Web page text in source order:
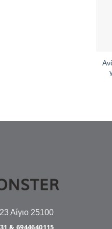
Αίγιο 25100
& 6944640115